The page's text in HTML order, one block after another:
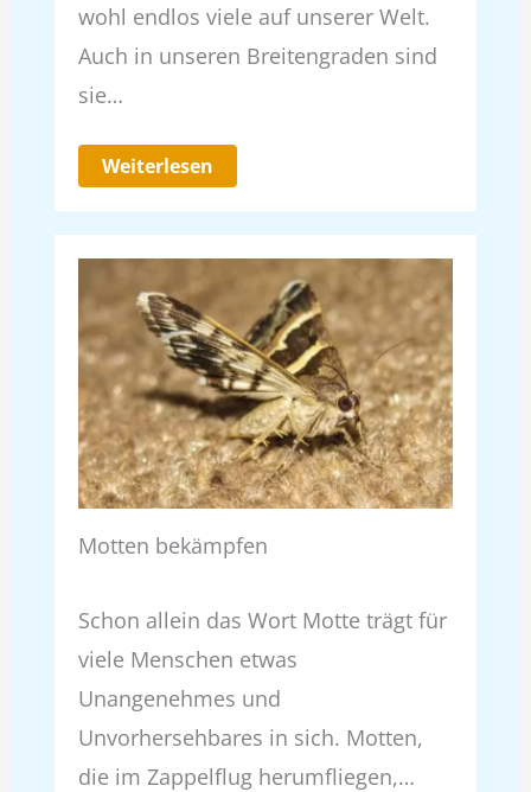
wohl endlos viele auf unserer Welt.
Auch in unseren Breitengraden sind
sie…
Weiterlesen
Motten bekämpfen
Schon allein das Wort Motte trägt für
viele Menschen etwas
Unangenehmes und
Unvorhersehbares in sich. Motten,
die im Zappelflug herumfliegen,…